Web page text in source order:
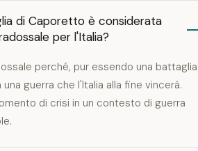
di Caporetto è considerata
per l'Italia?
perché, pur essendo una battaglia
guerra che l'Italia alla fine vincerà.
di crisi in un contesto di guerra